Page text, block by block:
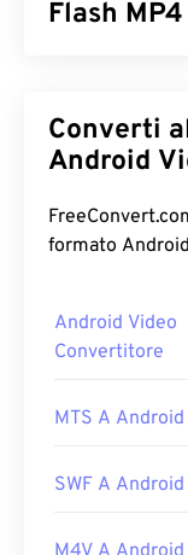
Flash
globale, la
online utilizza
spesso definito
comprime i file
Come
Sulla maggior
potrebbe
Converti
Android
formato
Android Video
Convertitore
MTS A
SWF A